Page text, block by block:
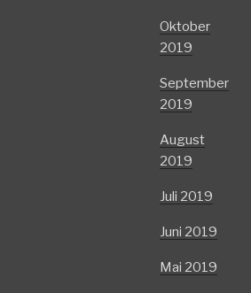
Oktober
2019
September
2019
August
2019
Juli 2019
Juni 2019
Mai 2019